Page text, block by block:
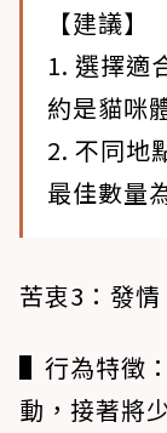
【建議】
1. 選擇適
約是貓咪
2. 不同地
最佳數量
苦衷3：發
▌行為特徵
動，接著將